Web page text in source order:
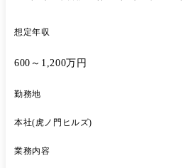
想定年収
600～1,200万円
勤務地
本社(虎ノ門ヒルズ)
業務内容